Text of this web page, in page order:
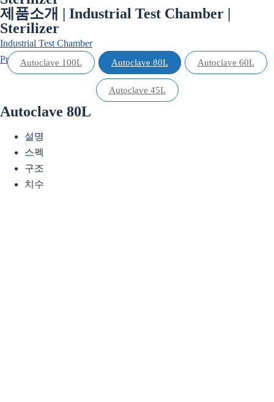
제품소개 | Industrial Test Chamber |
Sterilizer
Industrial Test Chamber
Product Parts
Autoclave 100L Autoclave 80L Autoclave 60L
Autoclave 45L
Autoclave 80L
설명
스펙
구조
치수